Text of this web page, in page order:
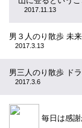
2017.11.13
男３人のり散歩 未
2017.3.13
男三人のり散歩 ド
2017.3.6
毎日は感謝